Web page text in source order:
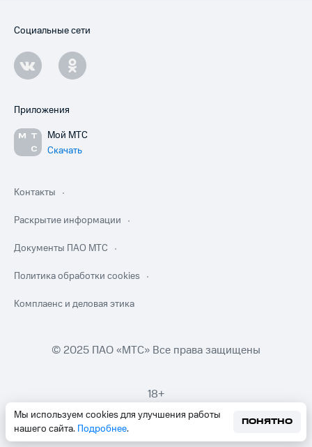
Мы используем cookies для улучшения работы
нашего сайта. Подробнее.
ПОНЯТНО
Социальные сети
Приложения
Мой МТС
Скачать
Контакты
Раскрытие информации
Документы ПАО МТС
Политика обработки cookies
Комплаенс и деловая этика
© 2025 ПАО «МТС» Все права защищены
18+